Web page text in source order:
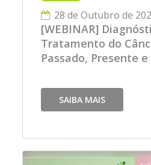
28 de Outubro de
[WEBINAR]
Tratamento do
Passado, Presente
SAIBA MAIS